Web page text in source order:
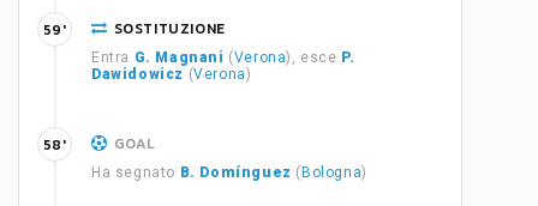
SOSTITUZIONE
Entra G. Magnani (Verona), esce P.
Dawidowicz (Verona)
59'
GOAL
Ha segnato B. Domínguez ( Bologna)
58'